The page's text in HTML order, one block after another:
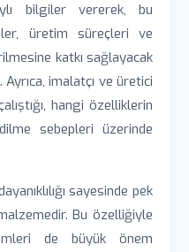
bilgiler vererek, bu
üretim süreçleri ve
katkı sağlayacak
imalatçı ve üretici
hangi özelliklerin
sebepleri üzerinde
sayesinde pek
Bu özelliğiyle
de büyük önem